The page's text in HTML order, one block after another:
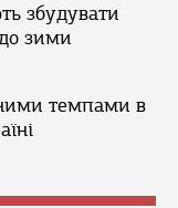
збудувати
зими
темпами в